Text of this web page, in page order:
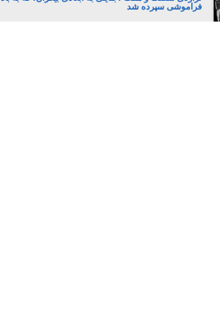
فراموشی سپرده شد